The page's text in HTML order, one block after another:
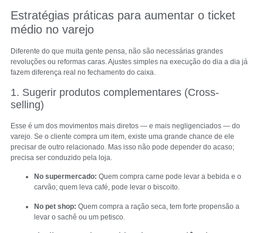
Estratégias práticas para aumentar o ticket
médio no varejo
Diferente do que muita gente pensa, não são necessárias grandes
revoluções ou reformas caras. Ajustes simples na execução do dia a dia já
fazem diferença real no fechamento do caixa.
1. Sugerir produtos complementares (Cross-
selling)
Esse é um dos movimentos mais diretos — e mais negligenciados — do
varejo. Se o cliente compra um item, existe uma grande chance de ele
precisar de outro relacionado. Mas isso não pode depender do acaso;
precisa ser conduzido pela loja.
No supermercado: Quem compra carne pode levar a bebida e o
carvão; quem leva café, pode levar o biscoito.
No pet shop: Quem compra a ração seca, tem forte propensão a
levar o sachê ou um petisco.